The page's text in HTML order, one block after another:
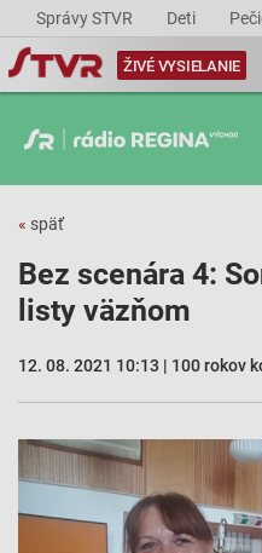
Správy STVR Deti
ŽIVÉ VYSIELANIE
« späť
Bez scenára 4:
listy väzňom
12. 08. 2021 10:13 | 100 rokov